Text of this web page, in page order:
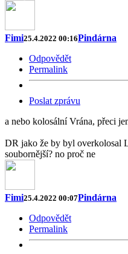
Fimi25.4.2022 00:16Pindárna
Odpovědět
Permalink
Poslat zprávu
a nebo kolosální Vrána, přeci
DR jako že by byl overkolosal
soubornější? no proč ne
Fimi25.4.2022 00:07Pindárna
Odpovědět
Permalink